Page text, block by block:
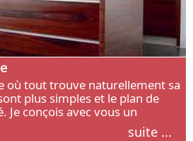
où tout trouve naturellement sa
plus simples et le plan de
Je conçois avec vous un
à votre manière de cuisiner, de
suite ...